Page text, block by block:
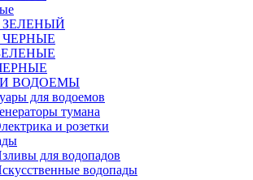
ЗЕЛЕНЫЙ
ЧЕРНЫЕ
ВОДОЕМЫ
для водоемов
тумана
и розетки
для водопадов
водопады